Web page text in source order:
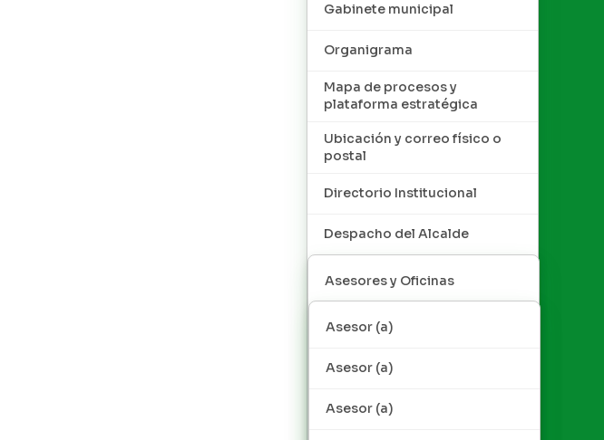
Gabinete municipal
Organigrama
Mapa de procesos y
plataforma estratégica
Ubicación y correo físico o
postal
Directorio Institucional
Despacho del Alcalde
Asesores y Oficinas
Asesor (a)
Asesor (a)
Asesor (a)